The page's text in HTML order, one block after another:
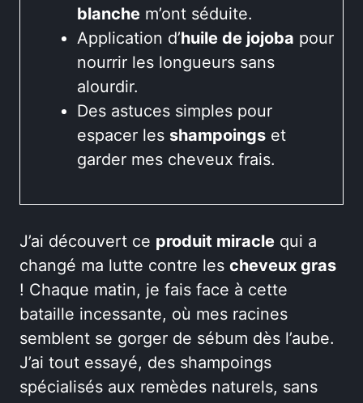
blanche m’ont séduite.
Application d’huile de jojoba pour
nourrir les longueurs sans
alourdir.
Des astuces simples pour
espacer les shampoings et
garder mes cheveux frais.
J’ai découvert ce produit miracle qui a
changé ma lutte contre les cheveux gras
! Chaque matin, je fais face à cette
bataille incessante, où mes racines
semblent se gorger de sébum dès l’aube.
J’ai tout essayé, des shampoings
spécialisés aux remèdes naturels, sans